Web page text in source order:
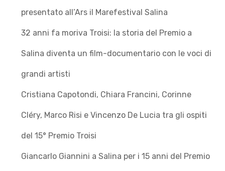
presentato all’Ars il Marefestival Salina
32 anni fa moriva Troisi: la storia del Premio a
Salina diventa un film-documentario con le voci di
grandi artisti
Cristiana Capotondi, Chiara Francini, Corinne
Cléry, Marco Risi e Vincenzo De Lucia tra gli ospiti
del 15° Premio Troisi
Giancarlo Giannini a Salina per i 15 anni del Premio